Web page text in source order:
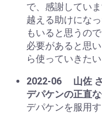
で、感謝してい
越える助けにな
もいると思うの
必要があると思
ら使っていきたい
2022-06
山佐
デパケンの正直
デパケンを服用